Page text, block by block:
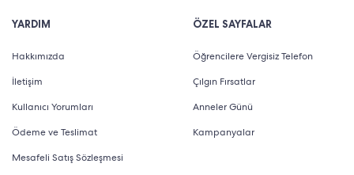
YARDIM
Hakkımızda
İletişim
Kullanıcı Yorumları
Ödeme ve Teslimat
Mesafeli Satış Sözleşmesi
ÖZEL SAYFALAR
Öğrencilere Vergisiz Telefon
Çılgın Fırsatlar
Anneler Günü
Kampanyalar